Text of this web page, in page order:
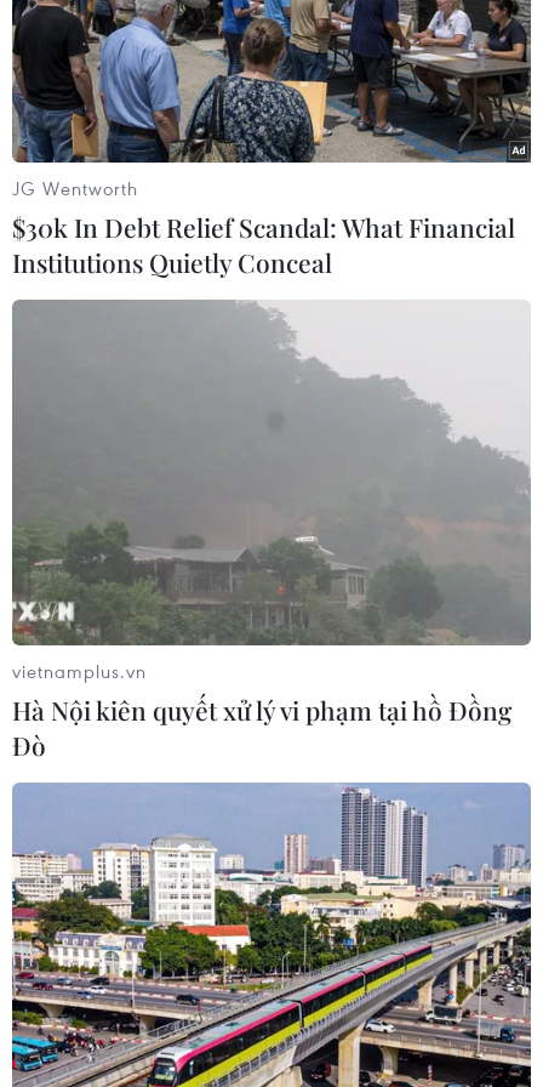
#lãi suất ngân hàng #lãi suất tiền gửi trực tuyến
TIN LIÊN QUAN
Lãi suất ngân hàng ngày 4/6: Lãi suất cao
nhất kỳ hạn 12 tháng lên tới 9%/năm
JG Wentworth
$30k In Debt Relief Scandal: What Financial
Institutions Quietly Conceal
vietnamplus.vn
Hà Nội kiên quyết xử lý vi phạm tại hồ Đồng
Đò